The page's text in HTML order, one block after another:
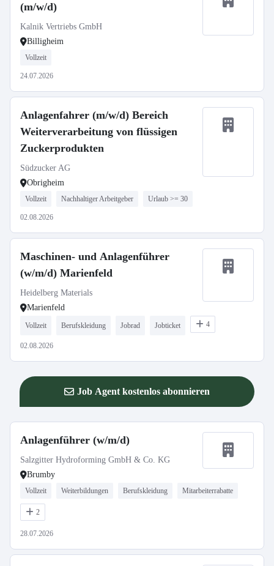
(m/w/d)
Kalnik Vertriebs GmbH
Billigheim
Vollzeit
24.07.2026
Anlagenfahrer (m/w/d) Bereich
Weiterverarbeitung von flüssigen
Zuckerprodukten
Südzucker AG
Obrigheim
Vollzeit Nachhaltiger Arbeitgeber Urlaub >= 30
02.08.2026
Maschinen- und Anlagenführer
(w/m/d) Marienfeld
Heidelberg Materials
Marienfeld
Vollzeit Berufskleidung Jobrad Jobticket 4
02.08.2026
Job Agent kostenlos abonnieren
Anlagenführer (w/m/d)
Salzgitter Hydroforming GmbH & Co. KG
Brumby
Vollzeit Weiterbildungen Berufskleidung Mitarbeiterrabatte
2
28.07.2026